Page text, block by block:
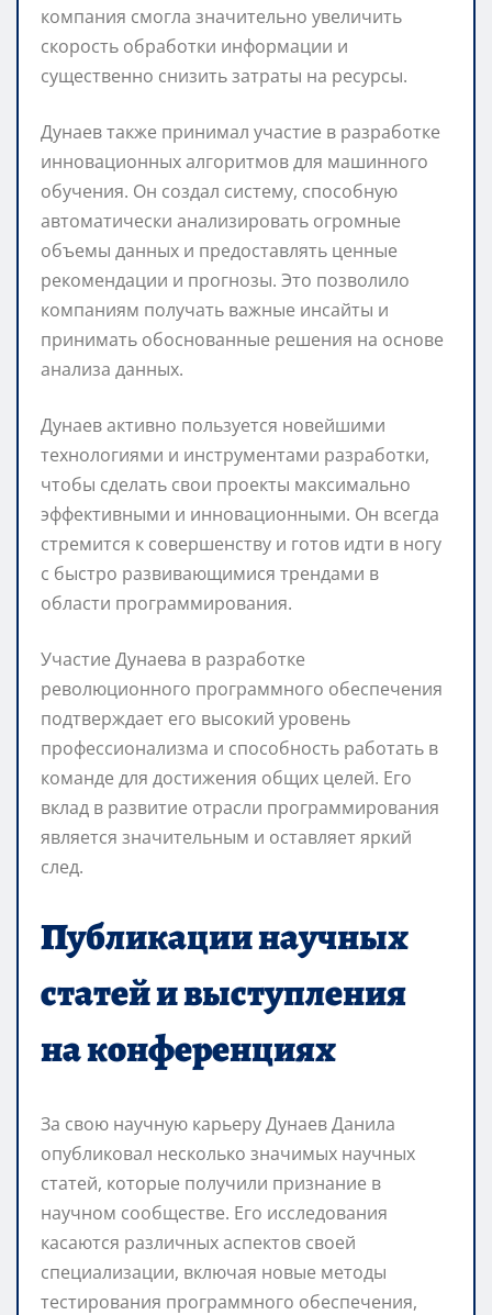
компания смогла значительно увеличить
скорость обработки информации и
существенно снизить затраты на ресурсы.
Дунаев также принимал участие в разработке
инновационных алгоритмов для машинного
обучения. Он создал систему, способную
автоматически анализировать огромные
объемы данных и предоставлять ценные
рекомендации и прогнозы. Это позволило
компаниям получать важные инсайты и
принимать обоснованные решения на основе
анализа данных.
Дунаев активно пользуется новейшими
технологиями и инструментами разработки,
чтобы сделать свои проекты максимально
эффективными и инновационными. Он всегда
стремится к совершенству и готов идти в ногу
с быстро развивающимися трендами в
области программирования.
Участие Дунаева в разработке
революционного программного обеспечения
подтверждает его высокий уровень
профессионализма и способность работать в
команде для достижения общих целей. Его
вклад в развитие отрасли программирования
является значительным и оставляет яркий
след.
Публикации научных
статей и выступления
на конференциях
За свою научную карьеру Дунаев Данила
опубликовал несколько значимых научных
статей, которые получили признание в
научном сообществе. Его исследования
касаются различных аспектов своей
специализации, включая новые методы
тестирования программного обеспечения,